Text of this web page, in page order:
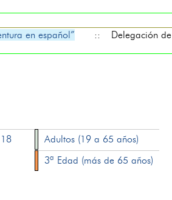
en español”
:: Delegación de
Adultos (19 a 65 años)
3ª Edad (más de 65 años)